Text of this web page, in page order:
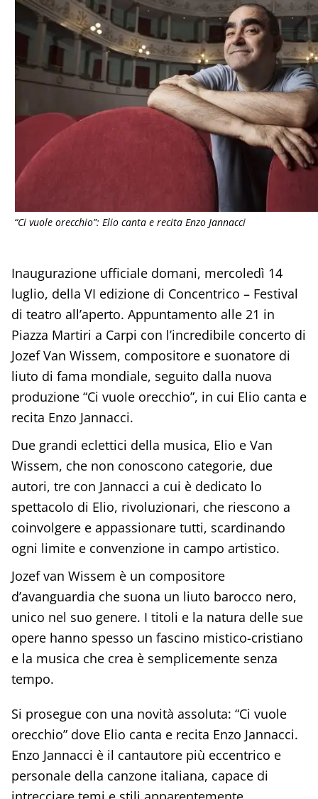
“Ci vuole orecchio”: Elio canta e recita Enzo Jannacci
Inaugurazione ufficiale domani, mercoledì 14
luglio, della VI edizione di Concentrico – Festival
di teatro all’aperto. Appuntamento alle 21 in
Piazza Martiri a Carpi con l’incredibile concerto di
Jozef Van Wissem, compositore e suonatore di
liuto di fama mondiale, seguito dalla nuova
produzione “Ci vuole orecchio”, in cui Elio canta e
recita Enzo Jannacci.
Due grandi eclettici della musica, Elio e Van
Wissem, che non conoscono categorie, due
autori, tre con Jannacci a cui è dedicato lo
spettacolo di Elio, rivoluzionari, che riescono a
coinvolgere e appassionare tutti, scardinando
ogni limite e convenzione in campo artistico.
Jozef van Wissem è un compositore
d’avanguardia che suona un liuto barocco nero,
unico nel suo genere. I titoli e la natura delle sue
opere hanno spesso un fascino mistico-cristiano
e la musica che crea è semplicemente senza
tempo.
Si prosegue con una novità assoluta: “Ci vuole
orecchio” dove Elio canta e recita Enzo Jannacci.
Enzo Jannacci è il cantautore più eccentrico e
personale della canzone italiana, capace di